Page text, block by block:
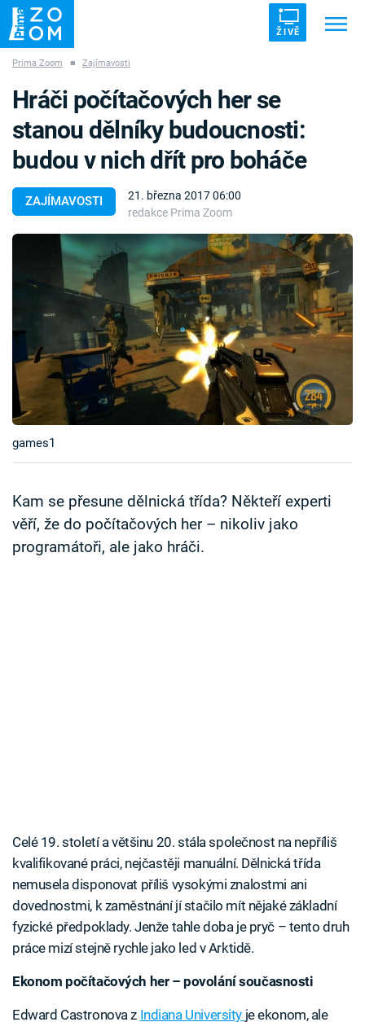
ŽIVĚ
ZÁHADY VETŘELCI DÁVNOVĚKU
Témata
Témata
Pořady
TV Program
Časopis
Sledujte prima+
Sledujte nás
Prima Zoom ■ Zajímavosti
ZAJÍMAVOSTI
21. března 2017 06:00
redakce Prima Zoom
Hráči počítačových her se
stanou dělníky budoucnosti:
budou v nich dřít pro boháče
games1
Kam se přesune dělnická třída? Někteří experti
věří, že do počítačových her – nikoliv jako
programátoři, ale jako hráči.
Celé 19. století a většinu 20. stála společnost na nepříliš
kvalifikované práci, nejčastěji manuální. Dělnická třída
nemusela disponovat příliš vysokými znalostmi ani
dovednostmi, k zaměstnání jí stačilo mít nějaké základní
fyzické předpoklady. Jenže tahle doba je pryč – tento druh
práce mizí stejně rychle jako led v Arktidě.
Ekonom počítačových her – povolání současnosti
Edward Castronova z Indiana University je ekonom, ale